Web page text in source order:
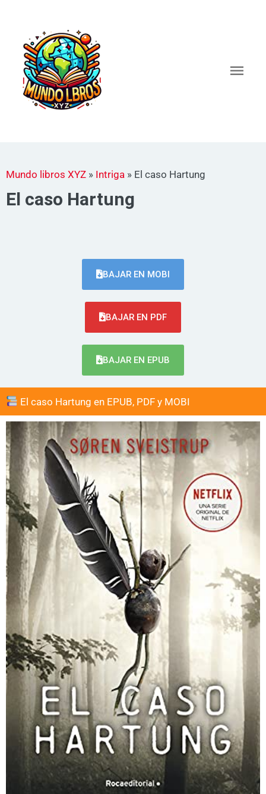
contenido
Mundo libros XYZ » Intriga » El caso Hartung
El caso Hartung
BAJAR EN MOBI
BAJAR EN PDF
BAJAR EN EPUB
El caso Hartung en EPUB, PDF y MOBI